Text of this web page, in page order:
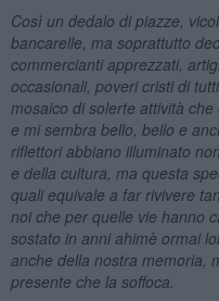
Così un dedalo di piazze,
bancarelle, ma soprattutto
commercianti apprezzati,
occasionali, poveri cristi di
mosaico di solerte attività
e mi sembra bello, bello e
riflettori abbiano illuminato
e della cultura, ma questa
quali equivale a far rivivere
noi che per quelle vie hanno
sostato in anni ahimè ormai
anche della nostra memoria,
presente che la soffoca.